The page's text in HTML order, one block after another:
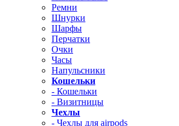
Ремни
Шнурки
Шарфы
Перчатки
Очки
Часы
Напульсники
Кошельки
- Кошельки
- Визитницы
Чехлы
- Чехлы для airpods